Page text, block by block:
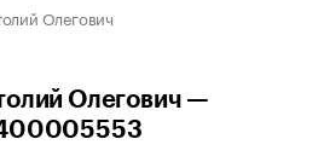
Олегович
Олегович —